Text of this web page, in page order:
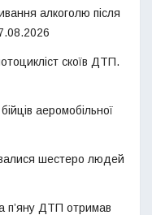
алкоголю після
скоїв ДТП.
аеромобільної
шестеро людей
п’яну ДТП отримав